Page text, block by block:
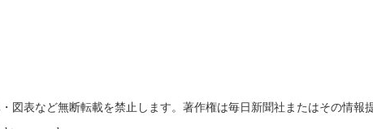
図表など無断転載を禁止します。著作権は毎日新聞社またはその情報